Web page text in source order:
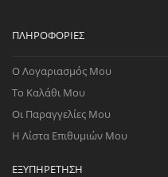
ΠΛΗΡΟΦΟΡΊΕΣ
Ο Λογαριασμός Μου
Το Καλάθι Μου
Οι Παραγγελίες Μου
Η Λίστα Επιθυμιών Μου
ΕΞΥΠΗΡΈΤΗΣΗ